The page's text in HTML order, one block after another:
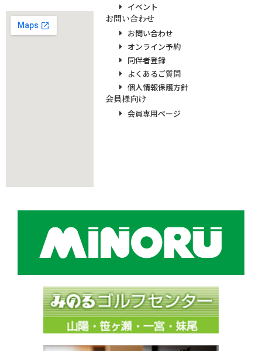
イベント
お問い合わせ
お問い合わせ
オンライン予約
同伴者登録
よくあるご質問
個人情報保護方針
会員様向け
会員専用ページ